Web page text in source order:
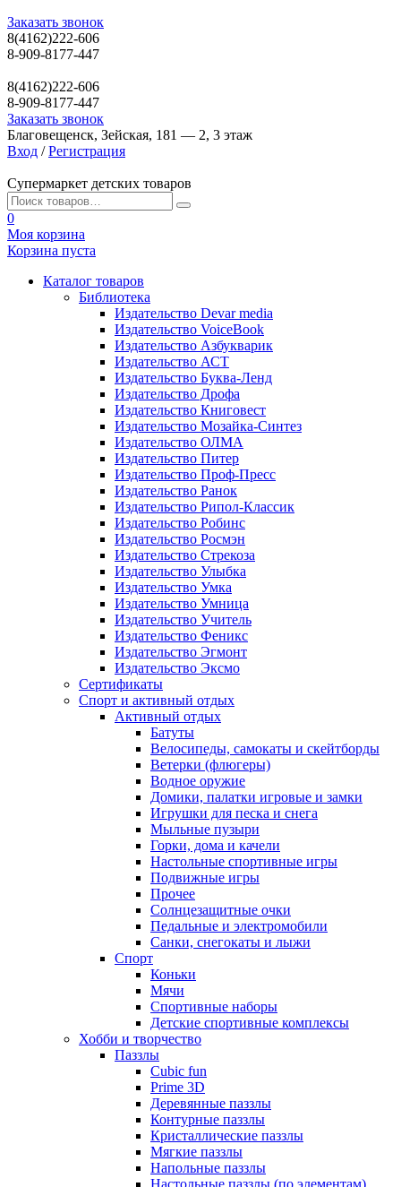
Заказать звонок
8(4162)222-606
8-909-8177-447
8(4162)222-606
8-909-8177-447
Заказать звонок
Благовещенск, Зейская, 181 — 2, 3 этаж
Вход / Регистрация
Супермаркет детских товаров
0
Моя корзина
Корзина пуста
Каталог товаров
Библиотека
Издательство Devar media
Издательство VoiceBook
Издательство Азбукварик
Издательство АСТ
Издательство Буква-Ленд
Издательство Дрофа
Издательство Книговест
Издательство Мозайка-Синтез
Издательство ОЛМА
Издательство Питер
Издательство Проф-Пресс
Издательство Ранок
Издательство Рипол-Классик
Издательство Робинс
Издательство Росмэн
Издательство Стрекоза
Издательство Улыбка
Издательство Умка
Издательство Умница
Издательство Учитель
Издательство Феникс
Издательство Эгмонт
Издательство Эксмо
Сертификаты
Спорт и активный отдых
Активный отдых
Батуты
Велосипеды, самокаты и скейтборды
Ветерки (флюгеры)
Водное оружие
Домики, палатки игровые и замки
Игрушки для песка и снега
Мыльные пузыри
Горки, дома и качели
Настольные спортивные игры
Подвижные игры
Прочее
Солнцезащитные очки
Педальные и электромобили
Санки, снегокаты и лыжи
Спорт
Коньки
Мячи
Спортивные наборы
Детские спортивные комплексы
Хобби и творчество
Паззлы
Cubic fun
Prime 3D
Деревянные паззлы
Контурные паззлы
Кристаллические паззлы
Мягкие паззлы
Напольные паззлы
Настольные паззлы (по элементам)